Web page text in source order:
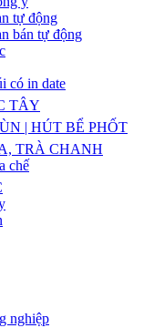
tự động
bán tự động
có in date
TÂY
| HÚT BỂ PHỐT
TRÀ CHANH
chế
nghiệp